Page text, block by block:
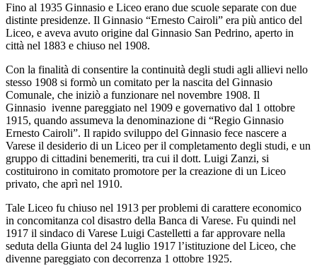
Fino al 1935 Ginnasio e Liceo erano due scuole separate con due
distinte presidenze. Il Ginnasio “Ernesto Cairoli” era più antico del
Liceo, e aveva avuto origine dal Ginnasio San Pedrino, aperto in
città nel 1883 e chiuso nel 1908.
Con la finalità di consentire la continuità degli studi agli allievi nello
stesso 1908 si formò un comitato per la nascita del Ginnasio
Comunale, che iniziò a funzionare nel novembre 1908. Il
Ginnasio ivenne pareggiato nel 1909 e governativo dal 1 ottobre
1915, quando assumeva la denominazione di “Regio Ginnasio
Ernesto Cairoli”. Il rapido sviluppo del Ginnasio fece nascere a
Varese il desiderio di un Liceo per il completamento degli studi, e un
gruppo di cittadini benemeriti, tra cui il dott. Luigi Zanzi, si
costituirono in comitato promotore per la creazione di un Liceo
privato, che aprì nel 1910.
Tale Liceo fu chiuso nel 1913 per problemi di carattere economico
in concomitanza col disastro della Banca di Varese. Fu quindi nel
1917 il sindaco di Varese Luigi Castelletti a far approvare nella
seduta della Giunta del 24 luglio 1917 l’istituzione del Liceo, che
divenne pareggiato con decorrenza 1 ottobre 1925.